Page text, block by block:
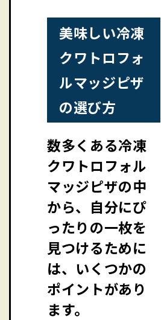
美味しい冷凍
クワトロフォ
ルマッジピザ
の選び方
数多くある冷凍
クワトロフォル
マッジピザの中
から、自分にぴ
ったりの一枚を
見つけるために
は、いくつかの
ポイントがあり
ます。